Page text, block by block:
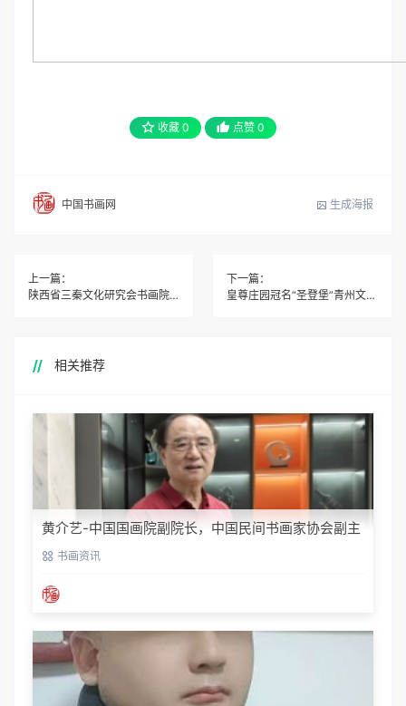
收藏 0 点赞 0
中国书画网 生成海报
上一篇：
陕西省三秦文化研究会书画院成立暨揭牌仪式在西安举
下一篇：
皇尊庄园冠名“圣登堡”青州文博讲解大赛决赛成功举办
相关推荐
黄介艺-中国国画院副院长，中国民间书画家协会副主
席 书画资讯